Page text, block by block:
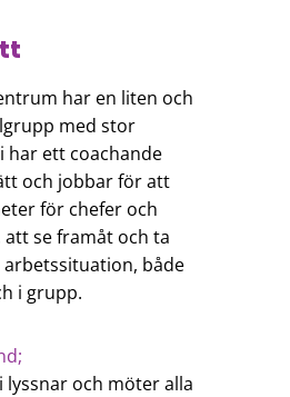
har en liten och
med stor
har ett coachande
och jobbar för att
för chefer och
se framåt och ta
både
i grupp.
lyssnar och möter alla